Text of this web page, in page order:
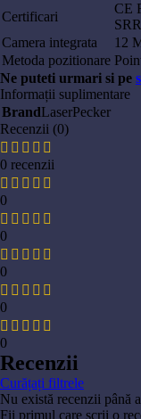
Certificari
CE
Camera integrata
12
Metoda pozitionare
Ne puteti urmari si pe
Informații suplimentare
BrandLaserPecker
Recenzii (0)
0 recenzii
0
0
0
0
0
Recenzii
Curățați filtrele
Nu există recenzii până
Fii primul care scrii o